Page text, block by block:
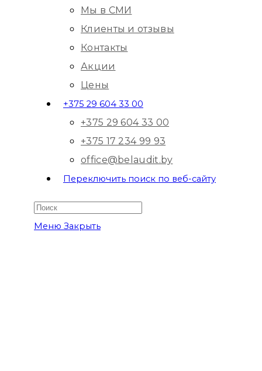
Мы в СМИ
Клиенты и отзывы
Контакты
Акции
Цены
+375 29 604 33 00
+375 29 604 33 00
+375 17 234 99 93
office@belaudit.by
Переключить поиск по веб-сайту
Меню Закрыть